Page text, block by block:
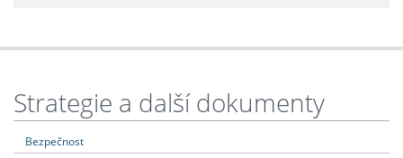
Strategie a další dokumenty
Bezpečnost